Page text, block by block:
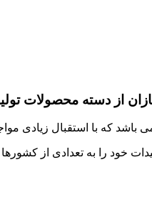
که با استقبال زیادی
خود را به تعدادی از